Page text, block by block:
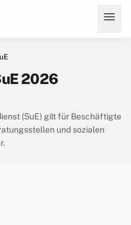
menu
2026
(SuE) gilt für Beschäftigte
und sozialen